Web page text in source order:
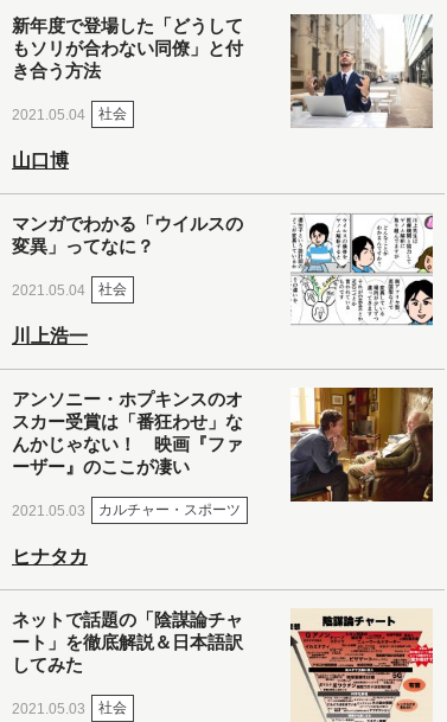
新年度で登場した「どうして
もソリが合わない同僚」と付
き合う方法
2021.05.04 社会
山口博
マンガでわかる「ウイルスの
変異」ってなに？
2021.05.04 社会
川上浩一
アンソニー・ホプキンスのオ
スカー受賞は「番狂わせ」な
んかじゃない！ 映画『ファ
ーザー』のここが凄い
2021.05.03 カルチャー・スポーツ
ヒナタカ
ネットで話題の「陰謀論チャ
ート」を徹底解説＆日本語訳
してみた
2021.05.03 社会